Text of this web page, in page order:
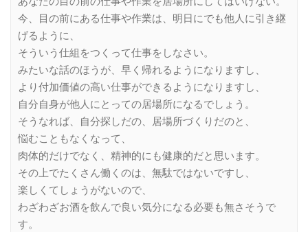
今、目の前にある仕事や作業は、明日にでも他人に引き継
げるように、
そういう仕組をつくって仕事をしなさい。
みたいな話のほうが、早く帰れるようになりますし、
より付加価値の高い仕事ができるようになりますし、
自分自身が他人にとっての居場所になるでしょう。
そうなれば、自分探しだの、居場所づくりだのと、
悩むこともなくなって、
肉体的だけでなく、精神的にも健康的だと思います。
その上でたくさん働くのは、無駄ではないですし、
楽しくてしょうがないので、
わざわざお酒を飲んで良い気分になる必要も無さそうで
す。